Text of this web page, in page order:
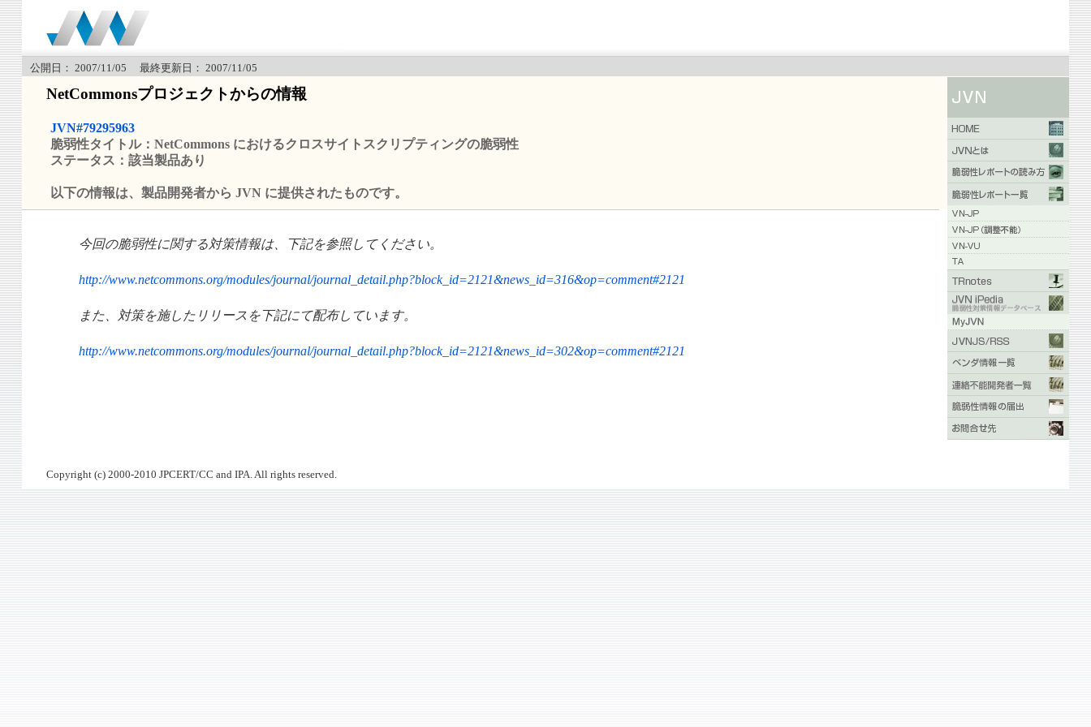
公開日： 2007/11/05 最終更新日： 2007/11/05
NetCommonsプロジェクトからの情報
JVN#79295963
脆弱性タイトル：NetCommons におけるクロスサイトスクリプティングの脆弱性
ステータス：該当製品あり
以下の情報は、製品開発者から JVN に提供されたものです。
今回の脆弱性に関する対策情報は、下記を参照してください。
http://www.netcommons.org/modules/journal/journal_detail.php?block_id=2121&news_id=316&op=comment#2121
また、対策を施したリリースを下記にて配布しています。
http://www.netcommons.org/modules/journal/journal_detail.php?block_id=2121&news_id=302&op=comment#2121
Copyright (c) 2000-2010 JPCERT/CC and IPA. All rights reserved.